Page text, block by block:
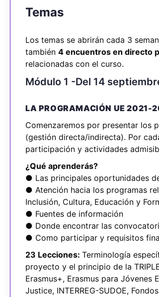
Temas
Los temas se abrirán cada 3
también 4 encuentros en directo
relacionadas con el curso.
Módulo 1 -Del 14
LA PROGRAMACIÓN UE 2021-
Comenzaremos por presentar los
(gestión directa/indirecta). Por
participación y actividades
¿Qué aprenderás?
● Las principales oportunidades
● Atención hacia los programas
Inclusión, Cultura, Educación y
● Fuentes de información
● Donde encontrar las
● Como participar y requisitos
23 Lecciones: Terminología
proyecto y el principio de la
Erasmus+, Erasmus para Jóvenes
Justice, INTERREG-SUDOE,